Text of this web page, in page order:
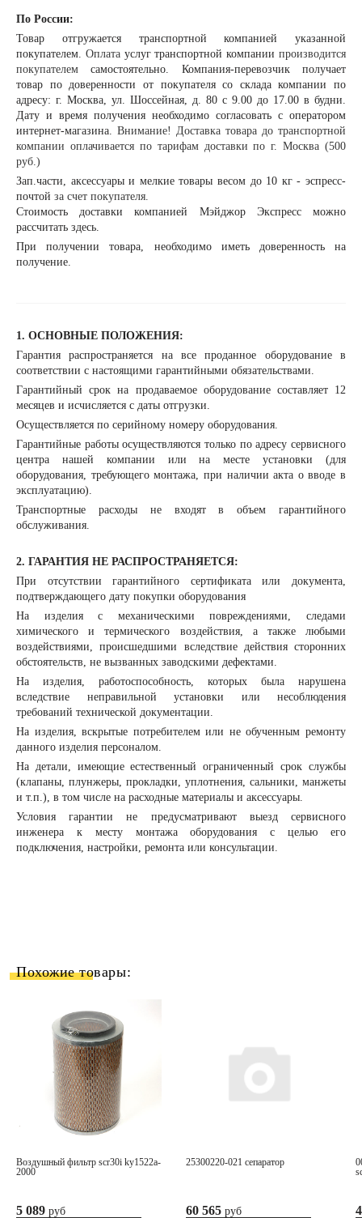
По России:
Товар отгружается транспортной компанией указанной
покупателем. Оплатауслуг транспортной компаниипроизводится
покупателем самостоятельно. Компания-перевозчик получает
товар по доверенности от покупателя со склада компании по
адресу: г. Москва, ул. Шоссейная, д. 80 с 9.00 до 17.00 в будни.
Дату и время получения необходимо согласовать с оператором
интернет-магазина. Внимание! Доставка товара до транспортной
компании оплачивается по тарифам доставки по г. Москва (500
руб.)
Зап.части, аксессуары и мелкие товары весом до 10 кг - эспресс-
почтой за счет покупателя.
Стоимость доставки компанией Мэйджор Экспресс можно
рассчитать здесь.
При получении товара, необходимо иметь доверенность на
получение.
1. ОСНОВНЫЕ ПОЛОЖЕНИЯ:
Гарантия распространяется на все проданное оборудование в
соответствии с настоящими гарантийными обязательствами.
Гарантийный срок на продаваемое оборудование составляет 12
месяцев и исчисляется с даты отгрузки.
Осуществляется по серийному номеру оборудования.
Гарантийные работы осуществляются только по адресу сервисного
центра нашей компании или на месте установки (для
оборудования, требующего монтажа, при наличии акта о вводе в
эксплуатацию).
Транспортные расходы не входят в объем гарантийного
обслуживания.
2. ГАРАНТИЯ НЕ РАСПРОСТРАНЯЕТСЯ:
При отсутствии гарантийного сертификата или документа,
подтверждающего дату покупки оборудования
На изделия с механическими повреждениями, следами
химического и термического воздействия, а также любыми
воздействиями, происшедшими вследствие действия сторонних
обстоятельств, не вызванных заводскими дефектами.
На изделия, работоспособность, которых была нарушена
вследствие неправильной установки или несоблюдения
требований технической документации.
На изделия, вскрытые потребителем или не обученным ремонту
данного изделия персоналом.
На детали, имеющие естественный ограниченный срок службы
(клапаны, плунжеры, прокладки, уплотнения, сальники, манжеты
и т.п.), в том числе на расходные материалы и аксессуары.
Условия гарантии не предусматривают выезд сервисного
инженера к месту монтажа оборудования с целью его
подключения, настройки, ремонта или консультации.
Похожие товары:
воздушный фильтр scr30i ky1522a-
2000
5 089 руб
25300220-021 сепаратор
60 565 руб
0040001-001 комплект манжет к